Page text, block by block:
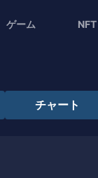
ゲーム NFT
チャート